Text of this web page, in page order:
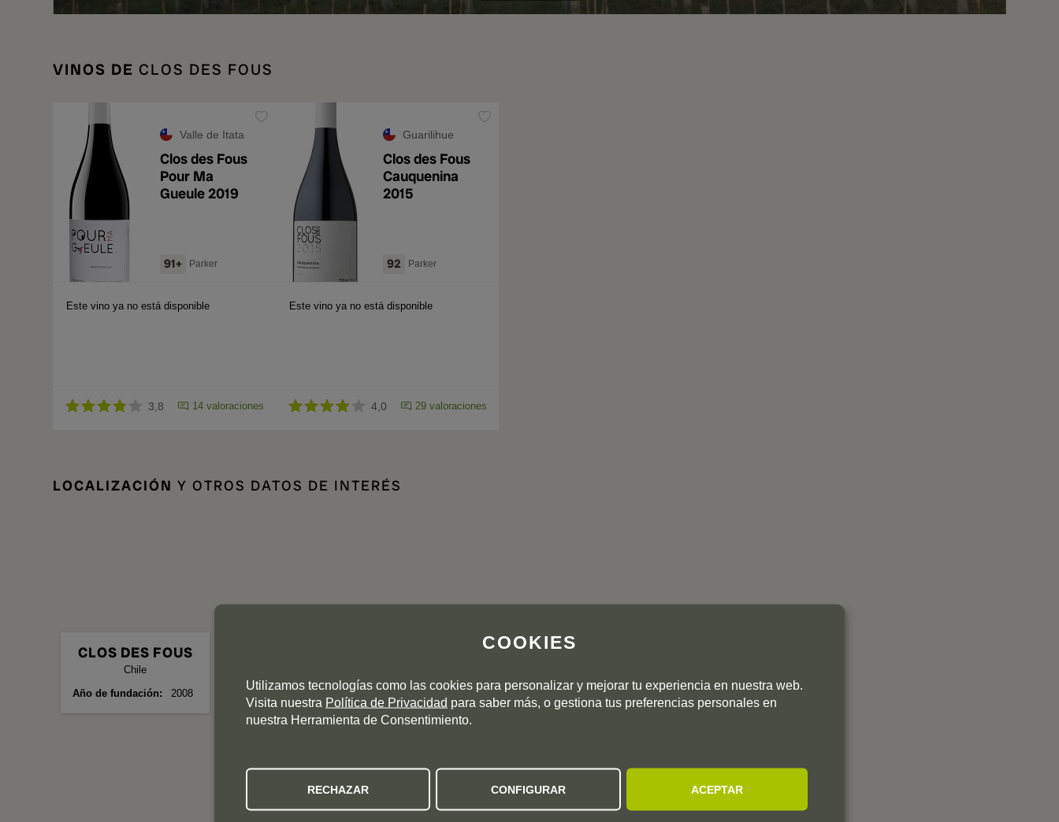
VINOS DE CLOS DES FOUS
Valle de Itata
Clos des Fous
Pour Ma
Gueule 2019
91+ Parker
Este vino ya no está disponible
3,8 14 valoraciones
Guarilihue
Clos des Fous
Cauquenina
2015
92 Parker
Este vino ya no está disponible
4,0 29 valoraciones
LOCALIZACIÓN Y OTROS DATOS DE INTERÉS
CLOS DES FOUS
Chile
Año de fundación
2008
COOKIES
Utilizamos tecnologías como las cookies para personalizar y mejorar tu experiencia en nuestra web.
Visita nuestra Política de Privacidad para saber más, o gestiona tus preferencias personales en
nuestra Herramienta de Consentimiento.
RECHAZAR CONFIGURAR ACEPTAR